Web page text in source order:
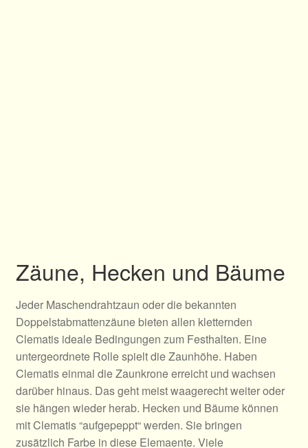
Zäune, Hecken und Bäume
Jeder Maschendrahtzaun oder die bekannten
Doppelstabmattenzäune bieten allen kletternden
Clematis ideale Bedingungen zum Festhalten. Eine
untergeordnete Rolle spielt die Zaunhöhe. Haben
Clematis einmal die Zaunkrone erreicht und wachsen
darüber hinaus. Das geht meist waagerecht weiter oder
sie hängen wieder herab. Hecken und Bäume können
mit Clematis “aufgepeppt“ werden. Sie bringen
zusätzlich Farbe in diese Elemaente. Viele